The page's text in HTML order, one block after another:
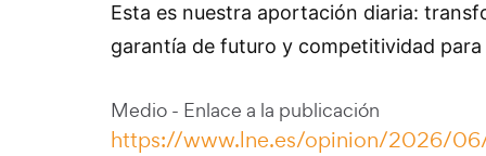
Esta es nuestra aportación diaria:
garantía de futuro y competitividad para
Medio - Enlace a la publicación
https://www.lne.es/opinion/2026/